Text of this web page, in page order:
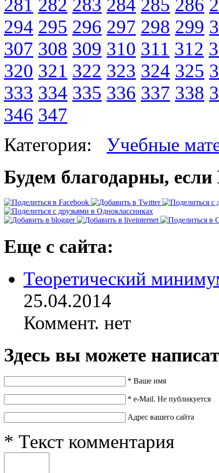
281 282 283 284 285 286
294 295 296 297 298 299
307 308 309 310 311 312
320 321 322 323 324 325
333 334 335 336 337 338
346 347
Категория: Учебные
Будем благодарны, если
Еще с сайта:
Теоретический
25.04.2014
Коммент. нет
Здесь вы можете
* Ваше имя
* e-Mail. Не публикуется
Адрес вашего сайта
* Текст комментария